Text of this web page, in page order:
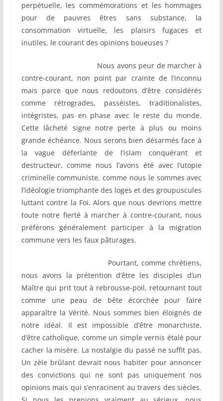
perpétuelle, les commémorations et les hommages
pour de pauvres êtres sans substance, la
consommation virtuelle, les plaisirs fugaces et
inutiles, le courant des opinions boueuses ?
Nous avons peur de marcher à
contre-courant, non point par crainte de l’inconnu
mais parce que nous redoutons d’être considérés
comme rétrogrades, passéistes, traditionalistes,
intégristes, pas en phase avec le reste du monde.
Cette lâcheté signe notre perte à plus ou moins
grande échéance. Nous serons bien désarmés face à
la vague déferlante de l’islam conquérant et
destructeur, comme nous l’avons été avec l’utopie
criminelle communiste, comme nous le sommes avec
l’idéologie triomphante des loges et des groupuscules
luttant contre la Foi. Alors que nous devrions mettre
toute notre fierté à marcher à contre-courant, nous
préférons généralement participer à la migration
commune vers les faux pâturages.
Pourtant, comme chrétiens,
nous avons la prétention d’être les disciples d’un
Maître qui prit tout à rebrousse-poil, retournant tout
comme une peau de bête écorchée pour faire
apparaître la Vérité. Nous sommes bien éloignés de
notre idéal. Il est impossible d’être monarchiste,
d’être catholique, comme un simple vernis étalé pour
cacher la misère. La nostalgie du passé ne suffit pas.
Un zèle brûlant devrait nous habiter pour annoncer
des convictions qui ne sont pas uniquement nos
opinions mais qui s’enracinent au travers des siècles.